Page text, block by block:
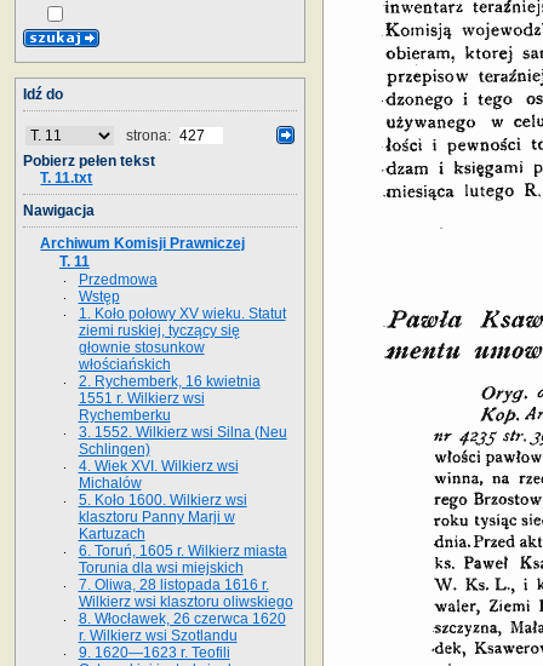
Idź do
strona:
Pobierz pełen tekst
T. 11.txt
Nawigacja
Archiwum Komisji Prawniczej
T. 11
Przedmowa
Wstęp
1. Koło połowy XV wieku. Statut
ziemi ruskiej, tyczący się
głownie stosunkow
włościańskich
2. Rychemberk, 16 kwietnia
1551 r. Wilkierz wsi
Rychemberku
3. 1552. Wilkierz wsi Silna (Neu
Schlingen)
4. Wiek XVI. Wilkierz wsi
Michalów
5. Koło 1600. Wilkierz wsi
klasztoru Panny Marji w
Kartuzach
6. Toruń, 1605 r. Wilkierz miasta
Torunia dla wsi miejskich
7. Oliwa, 28 listopada 1616 r.
Wilkierz wsi klasztoru oliwskiego
8. Włocławek, 26 czerwca 1620
r. Wilkierz wsi Szotlandu
9. 1620—1623 r. Teofili